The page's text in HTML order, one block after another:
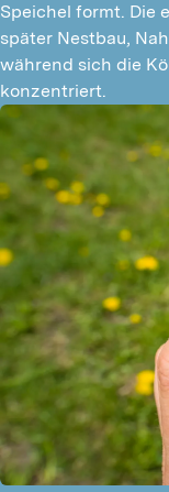
Speichel formt. Die
später Nestbau,
während sich die
konzentriert.